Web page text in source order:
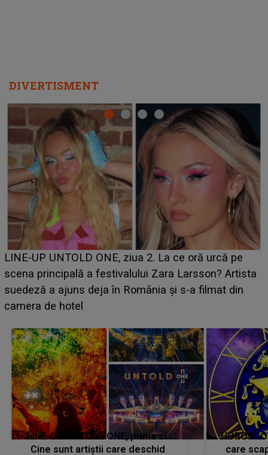
DIVERTISMENT
Ce a dezvăluit noua concurentă din "Casa Iubirii"
luat prin surprindere pe Emanuel. CINE ESTE
BĂIATUL VIZAT de Alexandra?! Aflându-se în fața
faptului împlinit, A RECUNOSCUT IMEDIAT: "Am
LINE-UP UNTOLD ONE, prima zi.
Cine sunt artiștii care deschid
care